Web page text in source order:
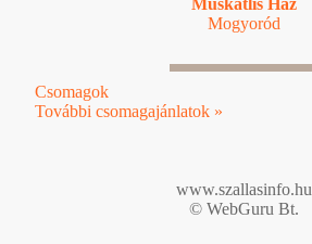
Mogyoród
Csomagok
További csomagajánlatok »
www.szallasinfo.hu
© WebGuru Bt.